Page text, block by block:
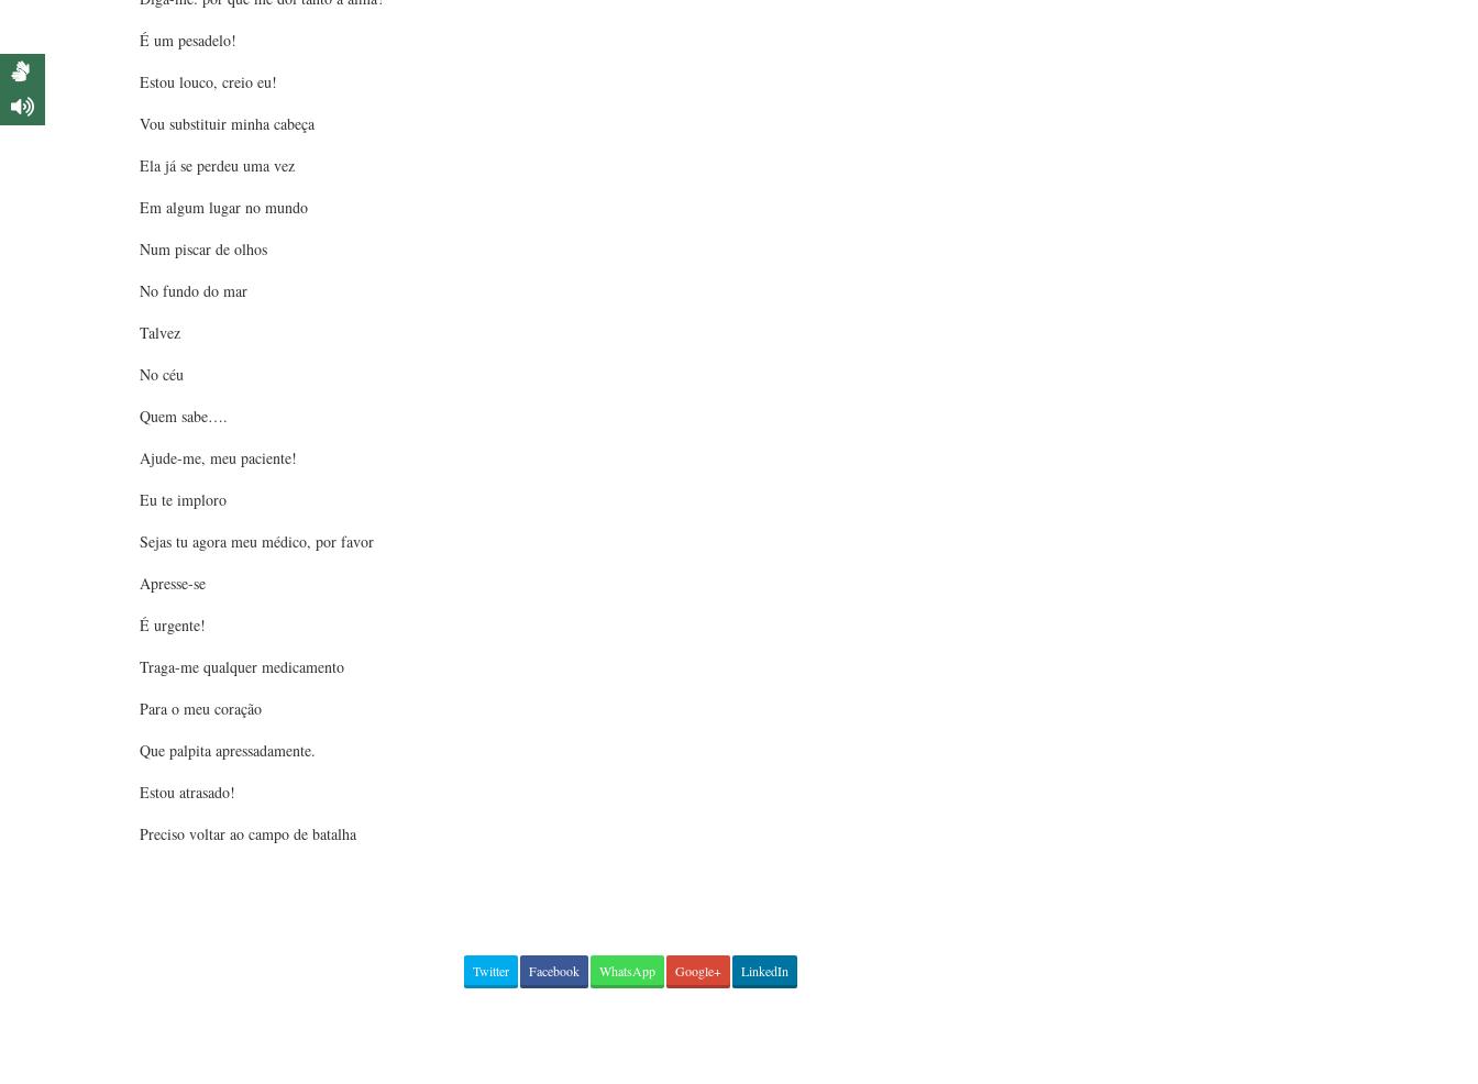
É um pesadelo!
Estou louco, creio eu!
Vou substituir minha cabeça
Ela já se perdeu uma vez
Em algum lugar no mundo
Num piscar de olhos
No fundo do mar
Talvez
No céu
Quem sabe….
Ajude-me, meu paciente!
Eu te imploro
Sejas tu agora meu médico, por favor
Apresse-se
É urgente!
Traga-me qualquer medicamento
Para o meu coração
Que palpita apressadamente.
Estou atrasado!
Preciso voltar ao campo de batalha
Twitter Facebook WhatsApp Google+ LinkedIn